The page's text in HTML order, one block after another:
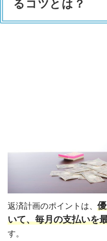
るコツとは？
返済計画のポイントは、
いて、毎月の支払いを
す。